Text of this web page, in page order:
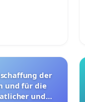
und für die
und